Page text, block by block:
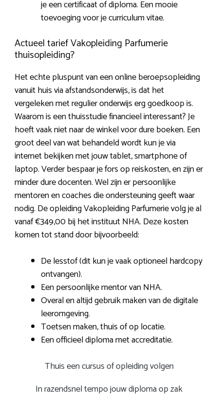
je een certificaat of diploma. Een mooie
toevoeging voor je curriculum vitae.
Actueel tarief Vakopleiding Parfumerie
thuisopleiding?
Het echte pluspunt van een online beroepsopleiding
vanuit huis via afstandsonderwijs, is dat het
vergeleken met regulier onderwijs erg goedkoop is.
Waarom is een thuisstudie financieel interessant? Je
hoeft vaak niet naar de winkel voor dure boeken. Een
groot deel van wat behandeld wordt kun je via
internet bekijken met jouw tablet, smartphone of
laptop. Verder bespaar je fors op reiskosten, en zijn er
minder dure docenten. Wel zijn er persoonlijke
mentoren en coaches die ondersteuning geeft waar
nodig. De opleiding Vakopleiding Parfumerie volg je al
vanaf €349,00 bij het instituut NHA. Deze kosten
komen tot stand door bijvoorbeeld:
De lesstof (dit kun je vaak optioneel hardcopy
ontvangen).
Een persoonlijke mentor van NHA.
Overal en altijd gebruik maken van de digitale
leeromgeving.
Toetsen maken, thuis of op locatie.
Een officieel diploma met accreditatie.
Thuis een cursus of opleiding volgen
In razendsnel tempo jouw diploma op zak